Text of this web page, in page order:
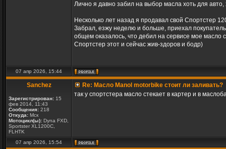
Лично я давно забил на выбор масла хоть для
Несколько лет назад я продавал свой Спортстер
Забрал, езжу неделю и больше, приехал
общем оказалось, что дебил на сервисе мое масло
Спортстер этот и сейчас жив-здоров и бодр)
07 апр 2026, 15:44
Sanchez
Зарегистрирован: 15
фев 2014, 11:43
Сообщения: 218
Откуда: Мск
Мотоцикл(ы): Dyna FXD,
Sportster XL1200C,
FLHTK
Re: Масло Manol motorbike стоит ли заливать?
так у спортстера масло стекает в картер и в
07 апр 2026, 15:54